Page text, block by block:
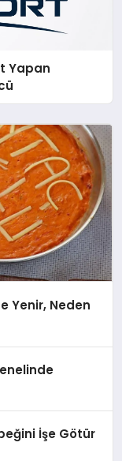
Yapan
Yenir, Neden
İşe Götür